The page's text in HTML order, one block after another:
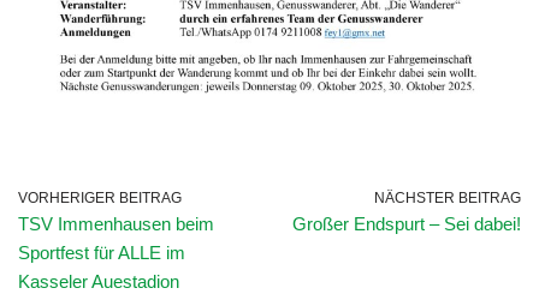
VORHERIGER BEITRAG
TSV Immenhausen beim
Sportfest für ALLE im
Kasseler Auestadion
NÄCHSTER BEITRAG
Großer Endspurt – Sei dabei!